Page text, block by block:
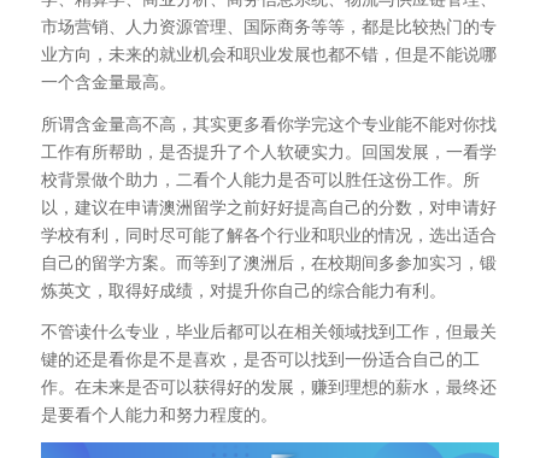
市场营销、人力资源管理、国际商务等等，都是比较热门的专
业方向，未来的就业机会和职业发展也都不错，但是不能说哪
一个含金量最高。
所谓含金量高不高，其实更多看你学完这个专业能不能对你找
工作有所帮助，是否提升了个人软硬实力。回国发展，一看学
校背景做个助力，二看个人能力是否可以胜任这份工作。所
以，建议在申请澳洲留学之前好好提高自己的分数，对申请好
学校有利，同时尽可能了解各个行业和职业的情况，选出适合
自己的留学方案。而等到了澳洲后，在校期间多参加实习，锻
炼英文，取得好成绩，对提升你自己的综合能力有利。
不管读什么专业，毕业后都可以在相关领域找到工作，但最关
键的还是看你是不是喜欢，是否可以找到一份适合自己的工
作。在未来是否可以获得好的发展，赚到理想的薪水，最终还
是要看个人能力和努力程度的。